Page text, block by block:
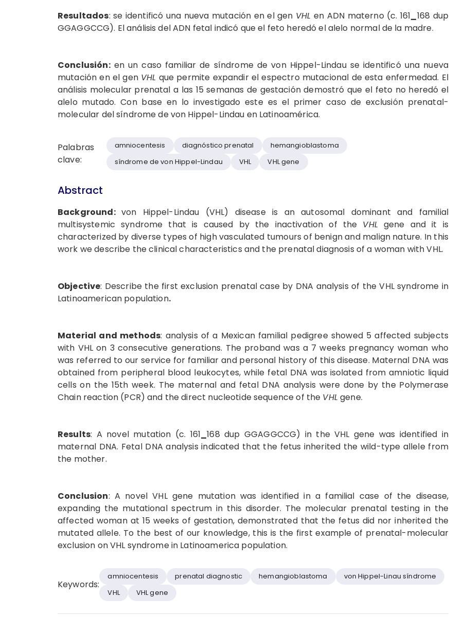
Resultados: se identificó una nueva mutación en el gen VHL en ADN materno (c. 161_168 dup
GGAGGCCG). El análisis del ADN fetal indicó que el feto heredó el alelo normal de la madre.
Conclusión:en un caso familiar de síndrome de von Hippel-Lindau se identificó una nueva
mutación en el gen VHL que permite expandir el espectro mutacional de esta enfermedad. El
análisis molecular prenatal a las 15 semanas de gestación demostró que el feto no heredó el
alelo mutado. Con base en lo investigado este es el primer caso de exclusión prenatal-
molecular del síndrome de von Hippel-Lindau en Latinoamérica.
Palabras
clave:
amniocentesis diagnóstico prenatal
hemangioblastoma
síndrome de von Hippel-Lindau
VHL VHL gene
Abstract
Background: von Hippel-Lindau (VHL) disease is an autosomal dominant and familial
multisystemic syndrome that is caused by the inactivation of the VHL gene and it is
characterized by diverse types of high vasculated tumours of benign and malign nature. In this
work we describe the clinical characteristics and the prenatal diagnosis of a woman with VHL.
Objective: Describe the first exclusion prenatal case by DNA analysis of the VHL syndrome in
Latinoamerican population.
Material and methods: analysis of a Mexican familial pedigree showed 5 affected subjects
with VHL on 3 consecutive generations. The proband was a 7 weeks pregnancy woman who
was referred to our service for familiar and personal history of this disease. Maternal DNA was
obtained from peripheral blood leukocytes, while fetal DNA was isolated from amniotic liquid
cells on the 15th week. The maternal and fetal DNA analysis were done by the Polymerase
Chain reaction (PCR) and the direct nucleotide sequence of the VHL gene.
Results: A novel mutation (c. 161_168 dup GGAGGCCG) in the VHL gene was identified in
maternal DNA. Fetal DNA analysis indicated that the fetus inherited the wild-type allele from
the mother.
Conclusion: A novel VHL gene mutation was identified in a familial case of the disease,
expanding the mutational spectrum in this disorder. The molecular prenatal testing in the
affected woman at 15 weeks of gestation, demonstrated that the fetus did nor inherited the
mutated allele. To the best of our knowledge, this is the first example of prenatal-molecular
exclusion on VHL syndrome in Latinoamerica population.
Keywords:
amniocentesis prenatal diagnostic hemangioblastoma
von Hippel-Linau síndrome
VHL
VHL gene